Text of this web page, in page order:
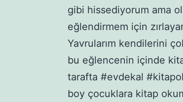
gibi hissediyorum ama
eğlendirmem için
Yavrularım kendilerini
bu eğlencenin içinde
tarafta #evdekal
boy çocuklara kitap